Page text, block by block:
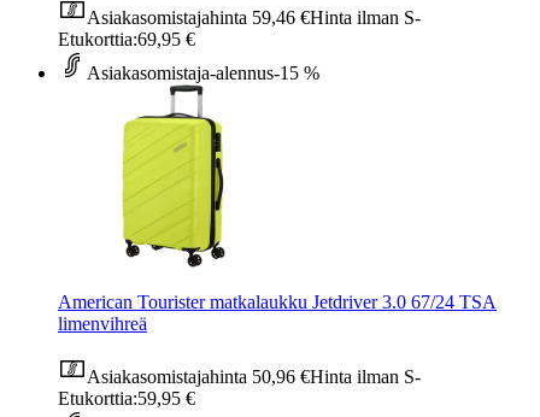
Asiakasomistajahinta 59,46 €Hinta ilman S-
Etukorttia:69,95 €
Asiakasomistaja-alennus-15 %
American Tourister matkalaukku Jetdriver 3.0 67/24 TSA
limenvihreä
Asiakasomistajahinta 50,96 €Hinta ilman S-
Etukorttia:59,95 €